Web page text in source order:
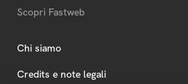
Scopri Fastweb
Chi siamo
Credits e note legali